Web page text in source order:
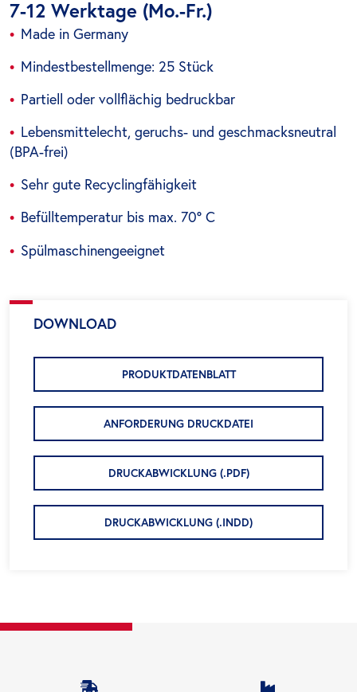
7-12 Werktage (Mo.-Fr.)
Made in Germany
Mindestbestellmenge: 25 Stück
Partiell oder vollflächig bedruckbar
Lebensmittelecht, geruchs- und geschmacksneutral
(BPA-frei)
Sehr gute Recyclingfähigkeit
Befülltemperatur bis max. 70° C
Spülmaschinengeeignet
DOWNLOAD
PRODUKTDATENBLATT
ANFORDERUNG DRUCKDATEI
DRUCKABWICKLUNG (.PDF)
DRUCKABWICKLUNG (.INDD)